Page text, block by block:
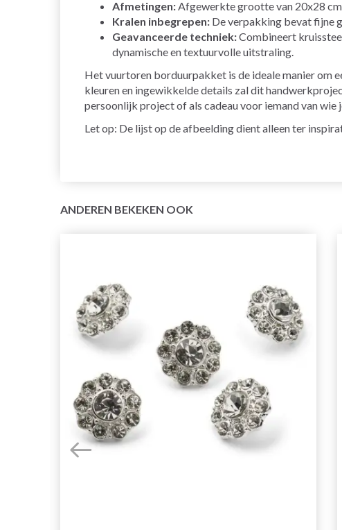
Afmetingen:Afgewerkte grootte van 20x28
Kralen inbegrepen: De verpakking bevat fijne
Geavanceerde techniek:Combineert
dynamische en textuurvolle uitstraling.
Het vuurtoren borduurpakket is de ideale manier om
kleuren en ingewikkelde details zal dit
persoonlijk project of als cadeau voor iemand van wie
Let op: De lijst op de afbeelding dient alleen ter
ANDEREN BEKEKEN OOK